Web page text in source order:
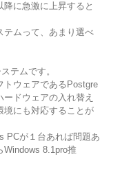
降に急激に上昇すると
テムって、あまり選べ
テムです。
トウェアであるPostgre
ドウェアの入れ替え
境にも対応することが
PCが１台あれば問題あ
Windows 8.1pro推